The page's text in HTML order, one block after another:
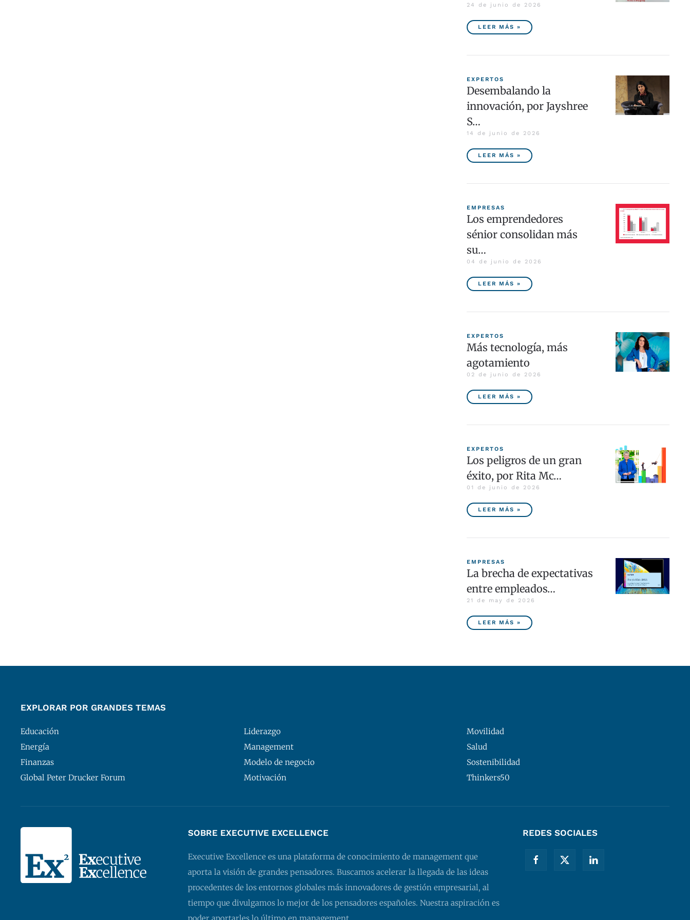
24 de junio de 2026
LEER MÁS »
EXPERTOS
Desembalando la
innovación, por Jayshree
S…
14 de junio de 2026
LEER MÁS »
EMPRESAS
Los emprendedores
sénior consolidan más
su…
04 de junio de 2026
LEER MÁS »
EXPERTOS
Más tecnología, más
agotamiento
02 de junio de 2026
LEER MÁS »
EXPERTOS
Los peligros de un gran
éxito, por Rita Mc…
01 de junio de 2026
LEER MÁS »
EMPRESAS
La brecha de expectativas
entre empleados…
21 de may de 2026
LEER MÁS »
EXPLORAR POR GRANDES TEMAS
Educación
Energía
Finanzas
Global Peter Drucker Forum
Liderazgo
Management
Modelo de negocio
Motivación
Movilidad
Salud
Sostenibilidad
Thinkers50
SOBRE EXECUTIVE EXCELLENCE
Executive Excellence es una plataforma de conocimiento de management que
aporta la visión de grandes pensadores. Buscamos acelerar la llegada de las ideas
procedentes de los entornos globales más innovadores de gestión empresarial, al
tiempo que divulgamos lo mejor de los pensadores españoles. Nuestra aspiración es
REDES SOCIALES